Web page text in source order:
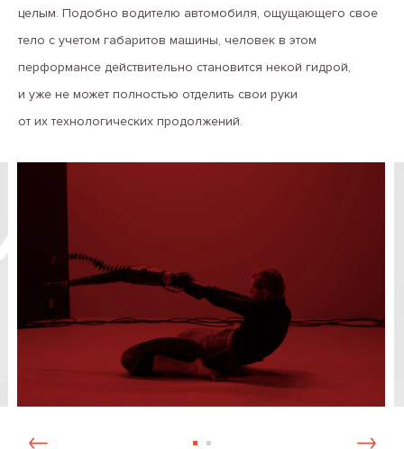
целым. Подобно водителю автомобиля, ощущающего свое
тело с учетом габаритов машины, человек в этом
перформансе действительно становится некой гидрой,
и уже не может полностью отделить свои руки
от их технологических продолжений.